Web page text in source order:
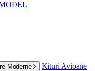
Moderne
Kituri Avioane